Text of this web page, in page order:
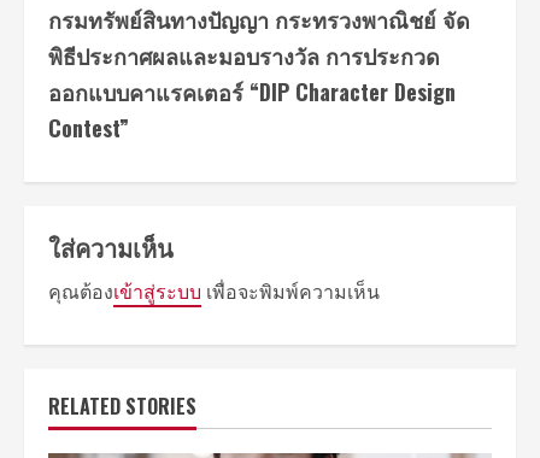
กรมทรัพย์สินทางปัญญา กระทรวงพาณิชย์ จัด
พิธีประกาศผลและมอบรางวัล การประกวด
ออกแบบคาแรคเตอร์ “DIP Character Design
Contest”
ใส่ความเห็น
คุณต้องเข้าสู่ระบบ เพื่อจะพิมพ์ความเห็น
RELATED STORIES